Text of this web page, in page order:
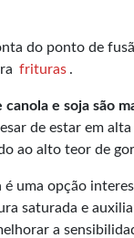
do ponto de
frituras .
canola e soja são
de estar em
ao alto teor de
é uma opção
saturada e
a